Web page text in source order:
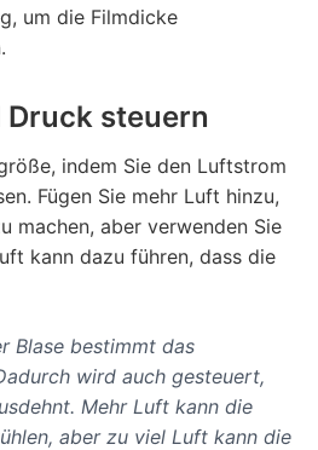
um die Filmdicke
steuern
indem Sie den Luftstrom
Fügen Sie mehr Luft hinzu,
machen, aber verwenden Sie
kann dazu führen, dass die
Blase bestimmt das
wird auch gesteuert,
Mehr Luft kann die
aber zu viel Luft kann die